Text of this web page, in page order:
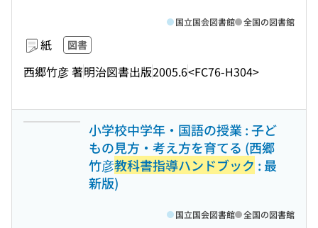
紙 図書
西郷竹彦 著明治図書出版2005.6<FC76-H304>
国立国会図書館 全国の図書館
小学校中学年・国語の授業 : 子ど
もの見方・考え方を育てる (西郷
竹彦教科書指導ハンドブック : 最
新版)
国立国会図書館 全国の図書館